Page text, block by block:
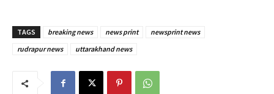
TAGS breaking news news print
newsprint news
rudrapur news
uttarakhand news